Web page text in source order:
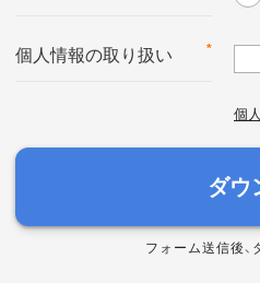
*
個人情報の取り扱い
個
ダウ
フォーム送信後